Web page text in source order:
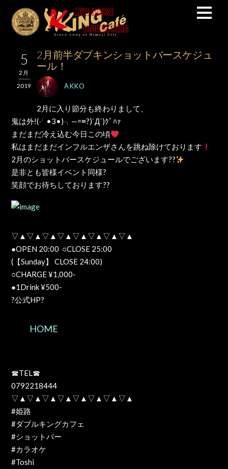
5
2月
2019
2月前半ダブキンショットバースケジュ
ール！
AKKO
2月に入り節分も終わりまして、
鬼は外!(╯•3•)╮—=≡?)`Д´)ｸﾞﾊｧ
まだまだ冷え込む今日この頃
私はまだまだインフルエンザさんを跳ね除けております
2月のショットバースケジュールでございます??
是非とも皆様イベント同様?
笑顔でお待ちしております??
▽▲▽▲▽▲▽▲▽▲▽▲▽▲▽▲
●OPEN 20:00 ○CLOSE 25:00
(【Sunday】 CLOSE 24:00)
○CHARGE ¥1,000-
●1Drink ¥500-
?公式HP?
HOME
☎TEL☎
0792218444
▽▲▽▲▽▲▽▲▽▲▽▲▽▲▽▲
#姫路
#ダブルキングカフェ
#ショットバー
#カラオケ
#Toshi